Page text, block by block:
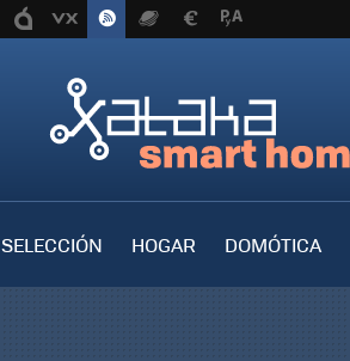
SELECCIÓN HOGAR DOMÓTICA